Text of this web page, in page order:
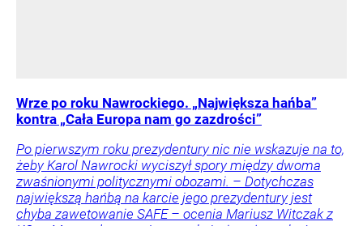
Wrze po roku Nawrockiego. „Największa hańba”
kontra „Cała Europa nam go zazdrości”
Po pierwszym roku prezydentury nic nie wskazuje na to,
żeby Karol Nawrocki wyciszył spory między dwoma
zwaśnionymi politycznymi obozami. – Dotychczas
największą hańbą na karcie jego prezydentury jest
chyba zawetowanie SAFE – ocenia Mariusz Witczak z